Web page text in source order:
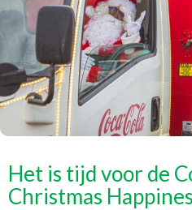
Het is tijd voor de
Christmas